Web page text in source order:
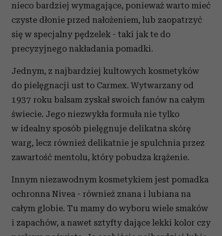
nieco bardziej wymagające, ponieważ warto mieć
czyste dłonie przed nałożeniem, lub zaopatrzyć
się w specjalny pędzelek - taki jak te do
precyzyjnego nakładania pomadki.
Jednym, z najbardziej kultowych kosmetyków
do pielęgnacji ust to Carmex. Wytwarzany od
1937 roku balsam zyskał swoich fanów na całym
świecie. Jego niezwykła formuła nie tylko
w idealny sposób pielęgnuje delikatna skórę
warg, lecz również delikatnie je spulchnia przez
zawartość mentolu, który pobudza krążenie.
Innym niezawodnym kosmetykiem jest pomadka
ochronna Nivea - również znana i lubiana na
całym globie. Tu mamy do wyboru wiele smaków
i zapachów, a nawet sztyfty dające lekki kolor czy